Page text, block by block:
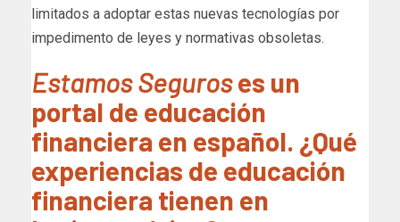
limitados a adoptar estas nuevas tecnologías por
impedimento de leyes y normativas obsoletas.
Estamos Seguroses un
portal de educación
financiera en español. ¿Qué
experiencias de educación
financiera tienen en